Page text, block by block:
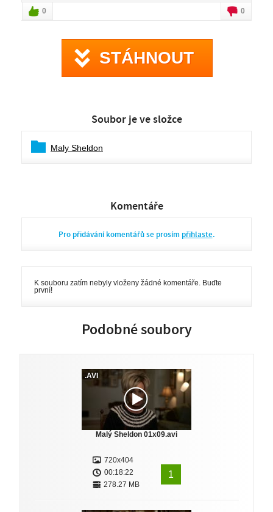
0 0
STÁHNOUT
Soubor je ve složce
Maly Sheldon
Komentáře
Pro přidávání komentářů se prosím přihlaste.
K souboru zatím nebyly vloženy žádné komentáře. Buďte
první!
Podobné soubory
.AVI
Malý Sheldon 01x09.avi
720x404
00:18:22
278.27 MB
1